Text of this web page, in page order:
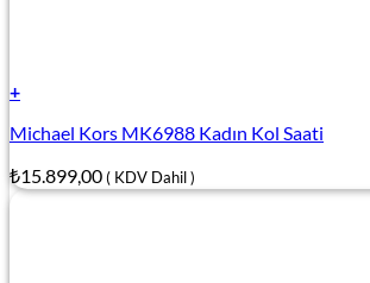
+
Michael Kors MK6988 Kadın Kol Saati
₺15.899,00( KDV Dahil )